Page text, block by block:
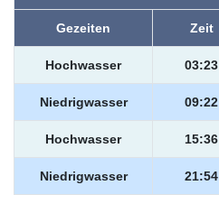
Gezeiten Zeit
Hochwasser 03:23
Niedrigwasser 09:22
Hochwasser 15:36
Niedrigwasser 21:54